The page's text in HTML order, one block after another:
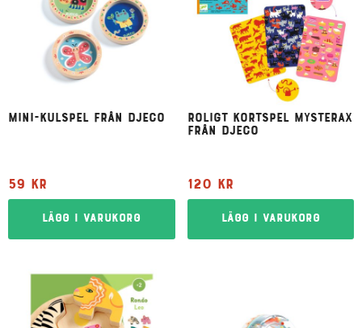
Mini-kulspel från Djeco
59 kr
Lägg i varukorg
Roligt kortspel Mysterax
från Djeco
120 kr
Lägg i varukorg